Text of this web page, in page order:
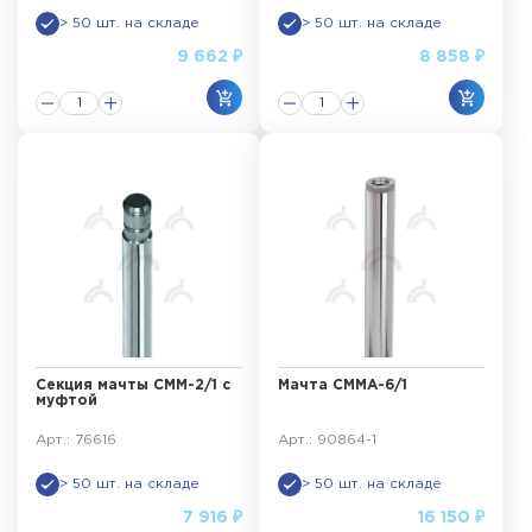
> 50 шт. на складе
9 662 ₽
> 50 шт. на складе
8 858 ₽
Секция мачты СММ-2/1 с
муфтой
Арт.: 76616
> 50 шт. на складе
7 916 ₽
Мачта СММА-6/1
Арт.: 90864-1
> 50 шт. на складе
16 150 ₽